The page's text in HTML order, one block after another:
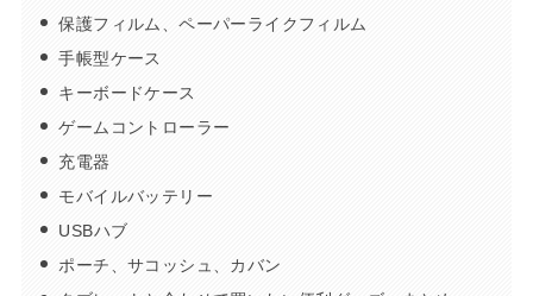
保護フィルム、ペーパーライクフィルム
手帳型ケース
キーボードケース
ゲームコントローラー
充電器
モバイルバッテリー
USBハブ
ポーチ、サコッシュ、カバン